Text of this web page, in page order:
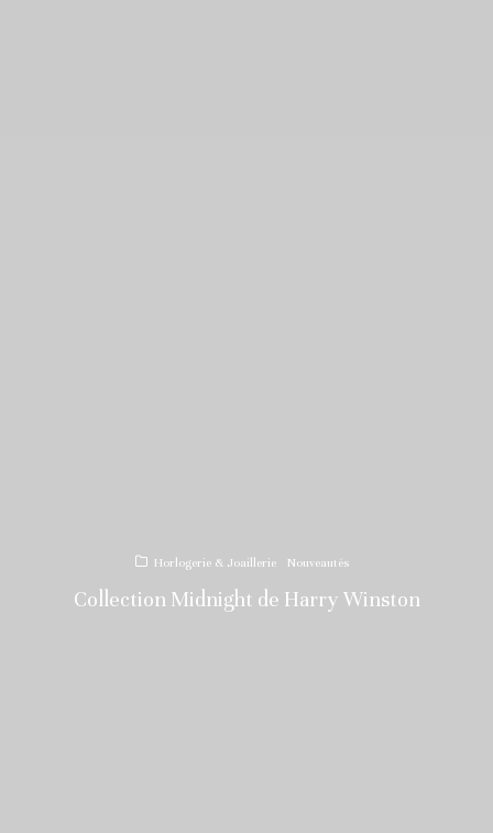
Horlogerie & Joaillerie Nouveautés
Collection Midnight de Harry Winston